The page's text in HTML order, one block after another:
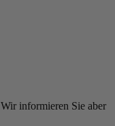
informieren Sie aber